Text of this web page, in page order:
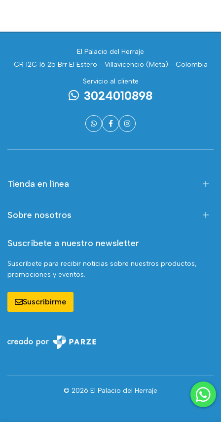
El Palacio del Herraje
CR 12C 16 25 Brr El Estero - Villavicencio (Meta) - Colombia
Servicio al cliente
3024010898
Tienda en línea
Sobre nosotros
Suscríbete a nuestro newsletter
Suscríbete para recibir noticias sobre nuestros productos,
promociones y eventos.
Suscribirme
© 2026 El Palacio del Herraje